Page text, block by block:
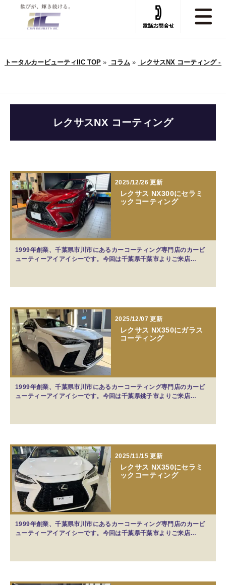
トータルカービューティIIC TOP» コラム» レクサスNX コーティング -
レクサスNX コーティング
2025/12/26 更新
レクサス NX300にセラミ
ックコーティング
1999年創業、千葉県市川市にあるカーコーティング専門店のカービ
ューティーアイアイシーです。今回は千葉県千葉市よりご来店…
2025/12/07 更新
レクサス NX350にガラス
コーティング
1999年創業、千葉県市川市にあるカーコーティング専門店のカービ
ューティーアイアイシーです。今回は千葉県銚子市よりご来店…
2025/11/15 更新
レクサス NX350にセラミ
ックコーティング
1999年創業、千葉県市川市にあるカーコーティング専門店のカービ
ューティーアイアイシーです。今回は千葉県千葉市よりご来店…